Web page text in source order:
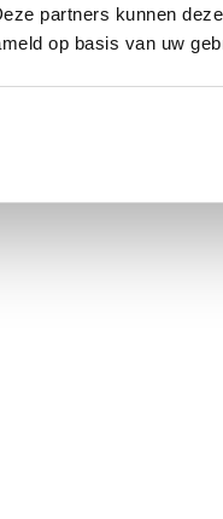
partners kunnen
op basis van uw
Het is ook
in de gaten te
grillen.